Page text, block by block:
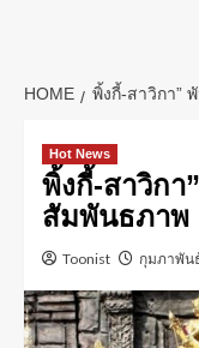
HOME พิ้งกี้-สาวิกา”
Hot News
พิ้งกี้-สาวิกา
สัมพันธภาพ
Toonist กุมภาพัน